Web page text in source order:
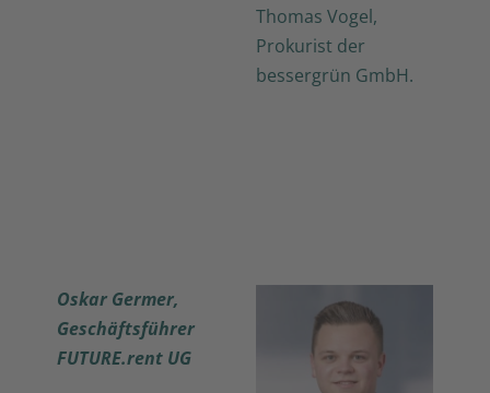
Thomas Vogel,
Prokurist der
bessergrün GmbH.
Oskar Germer,
Geschäftsführer
FUTURE.rent UG